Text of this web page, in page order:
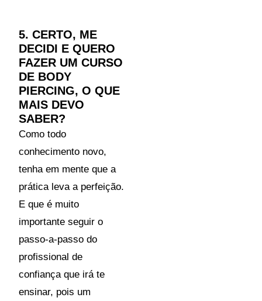
5. CERTO, ME
DECIDI E QUERO
FAZER UM CURSO
DE BODY
PIERCING, O QUE
MAIS DEVO
SABER?
Como todo
conhecimento novo,
tenha em mente que a
prática leva a perfeição.
E que é muito
importante seguir o
passo-a-passo do
profissional de
confiança que irá te
ensinar, pois um